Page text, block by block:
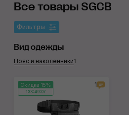
Все товары SGCB
Фильтры
Вид одежды
Пояс и наколенники1
Скидка 15%
133:49:07
1